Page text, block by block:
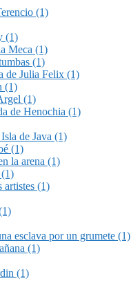
(1)
(1)
Meca (1)
(1)
de Julia Felix (1)
(1)
(1)
de Henochia (1)
de Java (1)
(1)
la arena (1)
artistes (1)
esclava por un grumete (1)
(1)
(1)